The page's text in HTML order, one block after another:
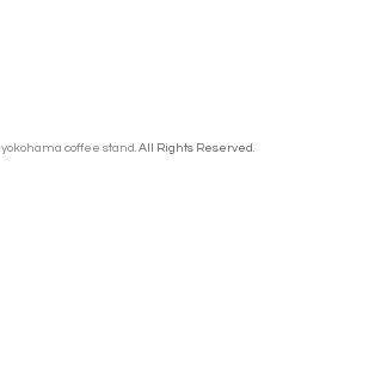
yokohama coffee stand. All Rights Reserved.